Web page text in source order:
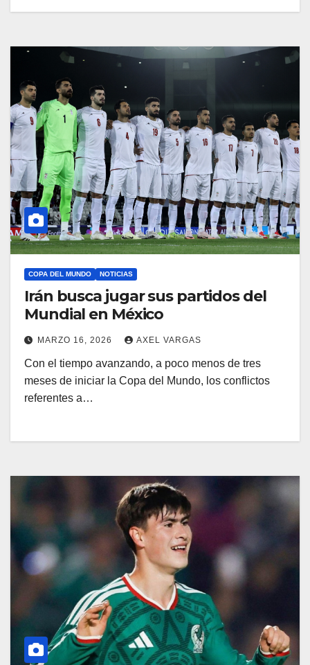
COPA DEL MUNDO NOTICIAS
Irán busca jugar sus partidos del
Mundial en México
MARZO 16, 2026 AXEL VARGAS
Con el tiempo avanzando, a poco menos de tres
meses de iniciar la Copa del Mundo, los conflictos
referentes a…